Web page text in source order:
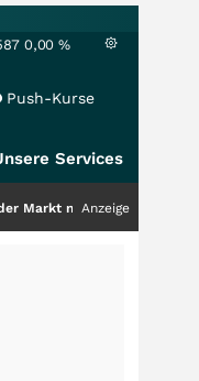
0,00 %
Push-Kurse
Services
immer nur die Hälfte der
Anzeige